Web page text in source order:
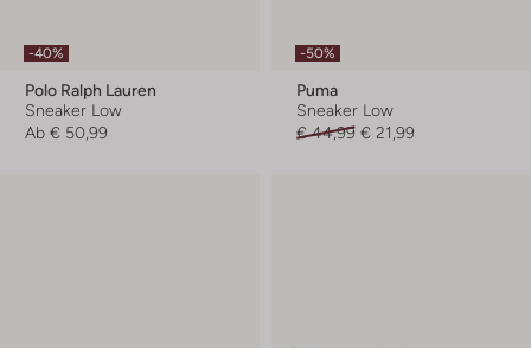
-40%
Polo Ralph Lauren
Sneaker Low
Ab € 50,99
-50%
Puma
Sneaker Low
€ 44,99 € 21,99